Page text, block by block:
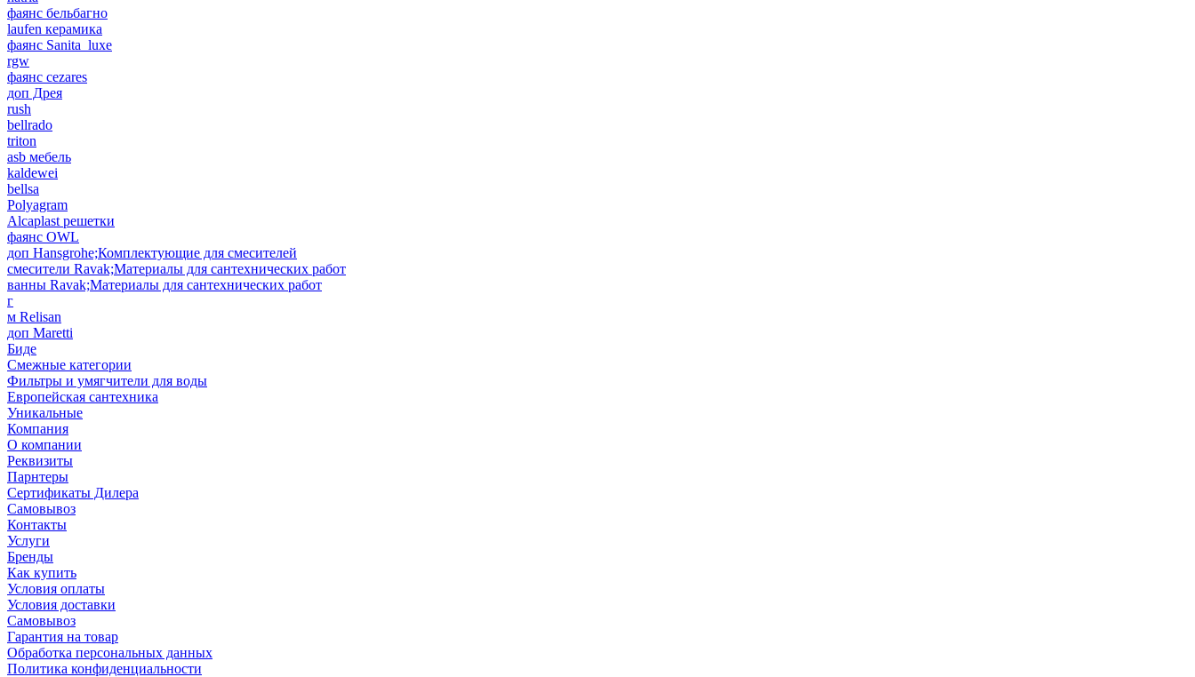
фаянс бельбагно
laufen керамика
фаянс Sanita_luxe
rgw
фаянс cezares
доп Дрея
rush
bellrado
triton
asb мебель
kaldewei
bellsa
Polyagram
Alcaplast решетки
фаянс OWL
доп Hansgrohe;Комплектующие для смесителей
смесители Ravak;Материалы для сантехнических работ
ванны Ravak;Материалы для сантехнических работ
г
м Relisan
доп Maretti
Биде
Смежные категории
Фильтры и умягчители для воды
Европейская сантехника
Уникальные
Компания
О компании
Реквизиты
Парнтеры
Сертификаты Дилера
Самовывоз
Контакты
Услуги
Бренды
Как купить
Условия оплаты
Условия доставки
Самовывоз
Гарантия на товар
Обработка персональных данных
Политика конфиденциальности